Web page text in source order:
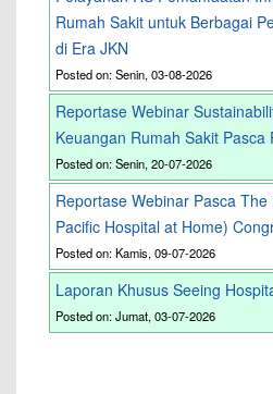
Rumah Sakit untuk Berbagai
di Era JKN
Posted on: Senin, 03-08-2026
Reportase Webinar
Keuangan Rumah Sakit Pasca
Posted on: Senin, 20-07-2026
Reportase Webinar Pasca The
Pacific Hospital at Home)
Posted on: Kamis, 09-07-2026
Laporan Khusus Seeing
Posted on: Jumat, 03-07-2026